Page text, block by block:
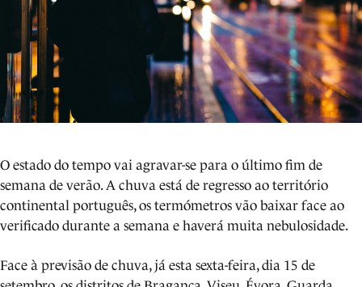
O estado do tempo vai agravar-se para o último fim de
semana de verão. A chuva está de regresso ao território
continental português, os termómetros vão baixar face ao
verificado durante a semana e haverá muita nebulosidade.
Face à previsão de chuva, já esta sexta-feira, dia 15 de